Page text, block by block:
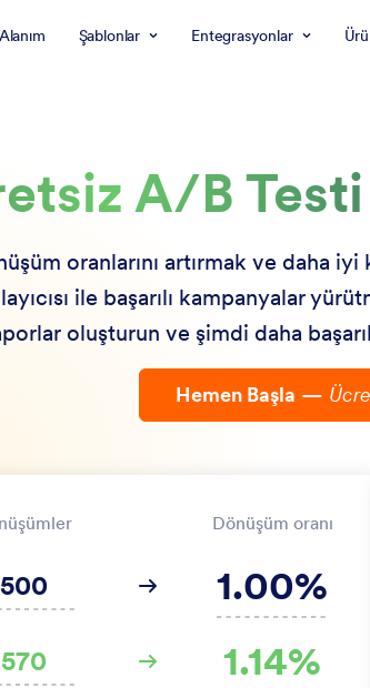
Şablonlar Entegrasyonlar
A/B Testi
oranlarını artırmak ve daha
ile başarılı kampanyalar
oluşturun ve şimdi daha
Hemen Başla —
Dönüşüm oranı
1.00%
1.14%